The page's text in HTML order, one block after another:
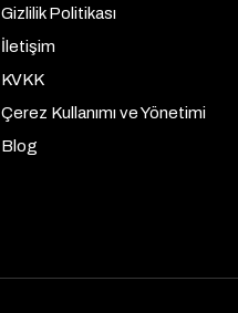
Gizlilik Politikası
İletişim
KVKK
Çerez Kullanımı ve Yönetimi
Blog